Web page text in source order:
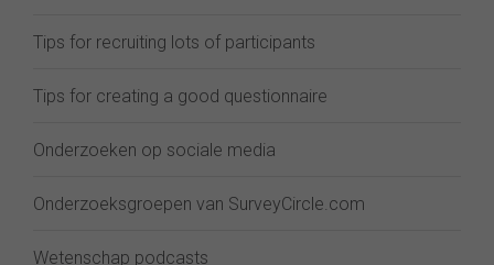
Tips for recruiting lots of participants
Tips for creating a good questionnaire
Onderzoeken op sociale media
Onderzoeksgroepen van SurveyCircle.com
Wetenschap podcasts